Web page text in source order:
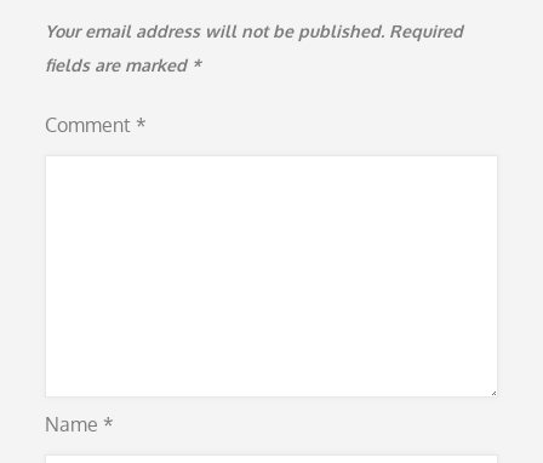
Your email address will not be published. Required
fields are marked *
Comment *
Name *